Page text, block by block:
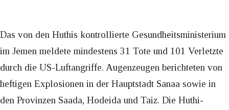
Das von den Huthis kontrollierte Gesundheitsministerium
im Jemen meldete mindestens 31 Tote und 101 Verletzte
durch die US-Luftangriffe. Augenzeugen berichteten von
heftigen Explosionen in der Hauptstadt Sanaa sowie in
den Provinzen Saada, Hodeida und Taiz. Die Huthi-